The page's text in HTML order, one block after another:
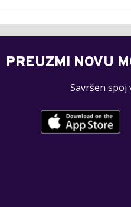
PREUZMI NOVU
Savršen spoj